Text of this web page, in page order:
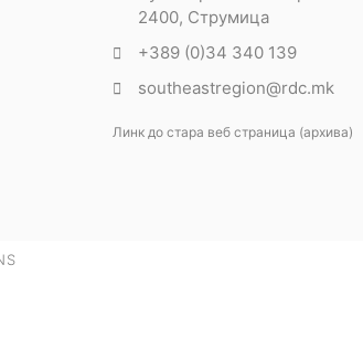
2400, Струмица
+389 (0)34 340 139
southeastregion@rdc.mk
Линк до стара веб страница (архива)